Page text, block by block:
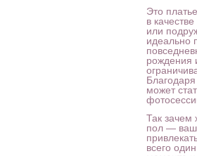
Это
в
или
идеально
рождения
может
Так зачем
пол — ваш
всего